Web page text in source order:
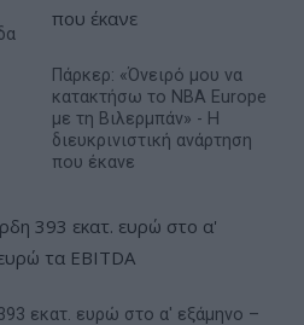
Πάρκερ: «Όνειρό μου να
κατακτήσω το ΝΒΑ Europe
με τη Βιλερμπάν» - Η
διευκρινιστική ανάρτηση
που έκανε
εκατ. ευρώ στο α' εξάμηνο –